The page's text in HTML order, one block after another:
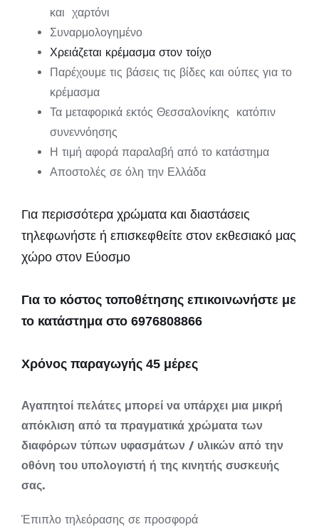
και χαρτόνι
Συναρμολογημένο
Χρειάζεται κρέμασμα στον τοίχο
Παρέχουμε τις βάσεις τις βίδες και ούπες για το
κρέμασμα
Τα μεταφορικά εκτός Θεσσαλονίκης κατόπιν
συνεννόησης
Η τιμή αφορά παραλαβή από το κατάστημα
Αποστολές σε όλη την Ελλάδα
Για περισσότερα χρώματα και διαστάσεις
τηλεφωνήστε ή επισκεφθείτε στον εκθεσιακό μας
χώρο στον Εύοσμο
Για το κόστος τοποθέτησης επικοινωνήστε με
το κατάστημα στο 6976808866
Χρόνος παραγωγής 45 μέρες
Αγαπητοί πελάτες μπορεί να υπάρχει μια μικρή
απόκλιση από τα πραγματικά χρώματα των
διαφόρων τύπων υφασμάτων / υλικών από την
οθόνη του υπολογιστή ή της κινητής συσκευής
σας.
Έπιπλο τηλεόρασης σε προσφορά